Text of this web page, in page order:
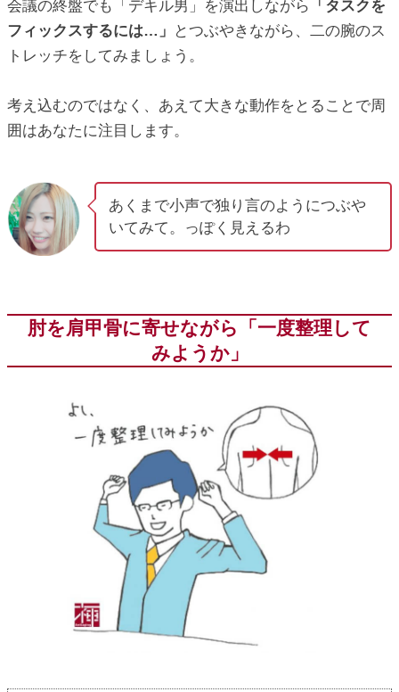
会議の終盤でも「デキル男」を演出しながら
「タスクを
フィックスするには…」
とつぶやきながら、二の腕のス
トレッチをしてみましょう。
考え込むのではなく、あえて大きな動作をとることで周
囲はあなたに注目します。
あくまで小声で独り言のようにつぶや
いてみて。っぽく見えるわ
肘を肩甲骨に寄せながら「一度整理して
みようか」